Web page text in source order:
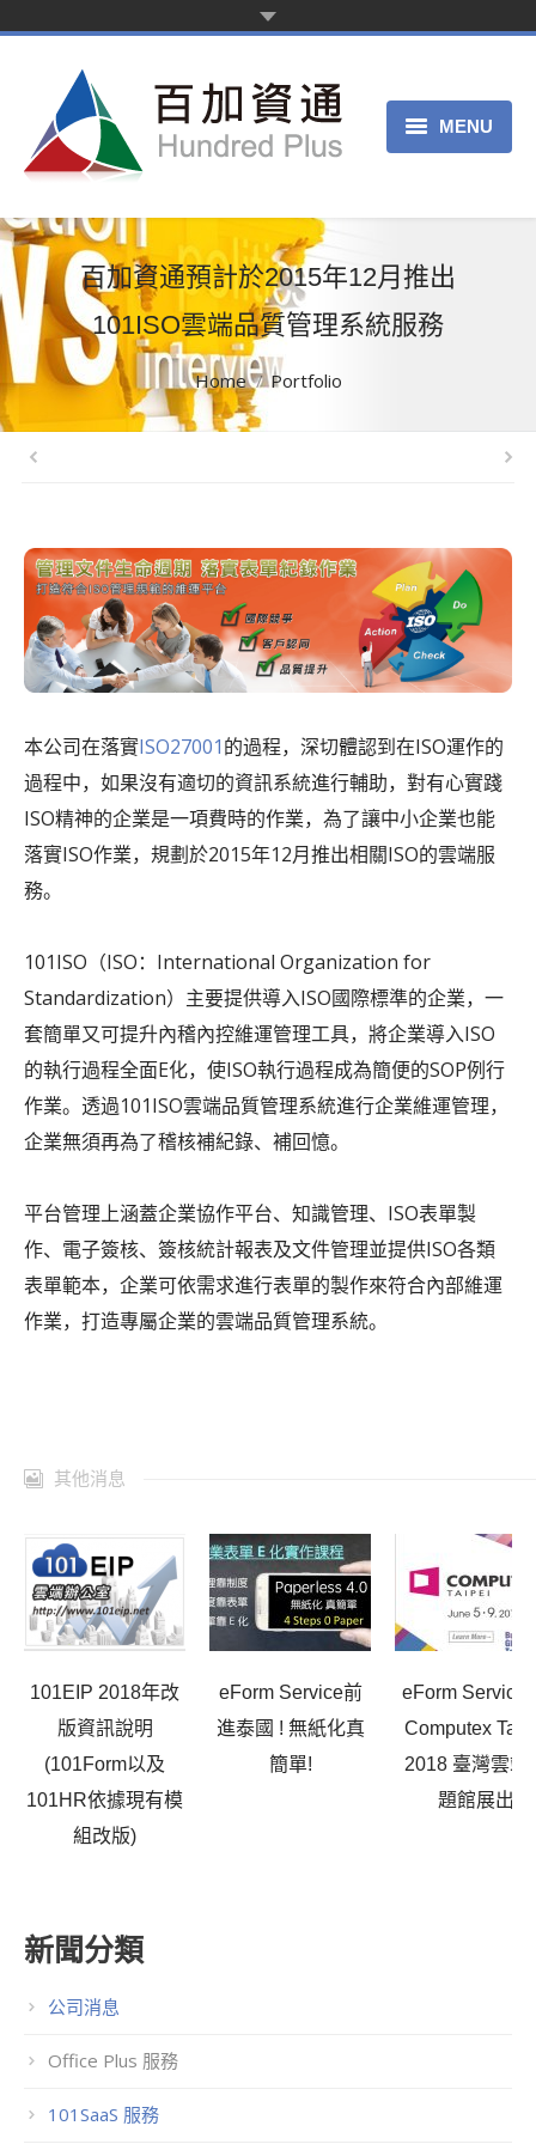
MENU
产品服务
关于我们
申请试用
客服中心
百加資通預計於2015年12月推出
101ISO雲端品質管理系統服務
You are here: Home Portfolio
本公司在落實ISO27001的過程，深切體認到在ISO運作的
過程中，如果沒有適切的資訊系統進行輔助，對有心實踐
ISO精神的企業是一項費時的作業，為了讓中小企業也能
落實ISO作業，規劃於2015年12月推出相關ISO的雲端服
務。
101ISO（ISO：International Organization for
Standardization）主要提供導入ISO國際標準的企業，一
套簡單又可提升內稽內控維運管理工具，將企業導入ISO
的執行過程全面E化，使ISO執行過程成為簡便的SOP例行
作業。透過101ISO雲端品質管理系統進行企業維運管理，
企業無須再為了稽核補紀錄、補回憶。
平台管理上涵蓋企業協作平台、知識管理、ISO表單製
作、電子簽核、簽核統計報表及文件管理並提供ISO各類
表單範本，企業可依需求進行表單的製作來符合內部維運
作業，打造專屬企業的雲端品質管理系統。
其他消息
101EIP 2018年改
版資訊說明
(101Form以及
101HR依據現有模
組改版)
eForm Service前
進泰國 ! 無紙化真
簡單!
eForm Service
Computex
2018 臺灣雲端
題館展出
新聞分類
公司消息
Office Plus 服務
101SaaS 服務